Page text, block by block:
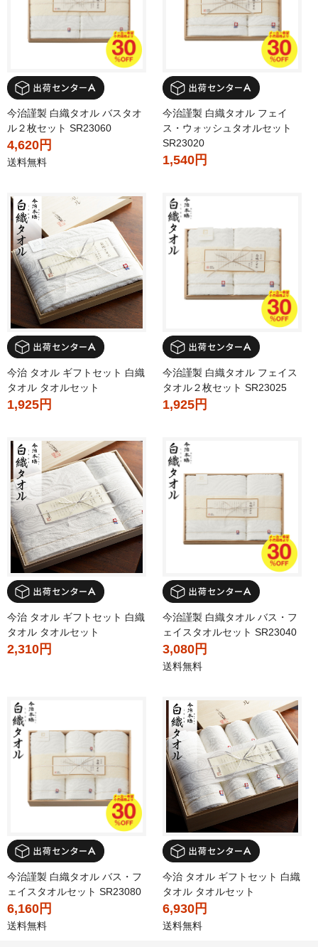
今治謹製 白織タオル バスタオ
ル２枚セット SR23060
4,620円
送料無料
今治謹製 白織タオル フェイ
ス・ウォッシュタオルセット
SR23020
1,540円
今治 タオル ギフトセット 白織
タオル タオルセット
1,925円
今治謹製 白織タオル フェイス
タオル２枚セット SR23025
1,925円
今治 タオル ギフトセット 白織
タオル タオルセット
2,310円
今治謹製 白織タオル バス・フ
ェイスタオルセット SR23040
3,080円
送料無料
今治謹製 白織タオル バス・フ
ェイスタオルセット SR23080
6,160円
送料無料
今治 タオル ギフトセット 白織
タオル タオルセット
6,930円
送料無料